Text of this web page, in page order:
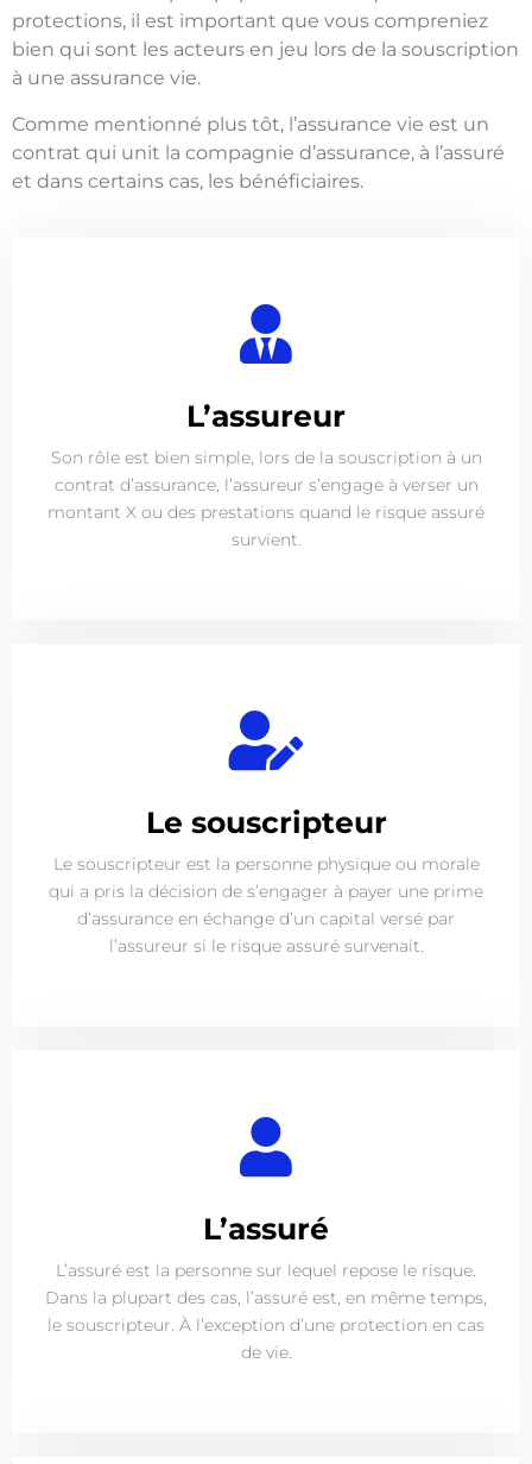
protections, il est important que vous compreniez
bien qui sont les acteurs en jeu lors de la souscription
à une assurance vie.
Comme mentionné plus tôt, l’assurance vie est un
contrat qui unit la compagnie d’assurance, à l’assuré
et dans certains cas, les bénéficiaires.
L’assureur
Son rôle est bien simple, lors de la souscription à un
contrat d’assurance, l’assureur s’engage à verser un
montant X ou des prestations quand le risque assuré
survient.
Le souscripteur
Le souscripteur est la personne physique ou morale
qui a pris la décision de s’engager à payer une prime
d’assurance en échange d’un capital versé par
l’assureur si le risque assuré survenait.
L’assuré
L’assuré est la personne sur lequel repose le risque.
Dans la plupart des cas, l’assuré est, en même temps,
le souscripteur. À l’exception d’une protection en cas
de vie.